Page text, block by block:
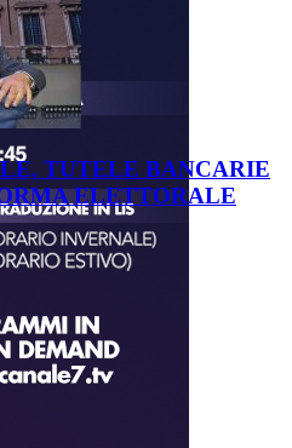
TUTELE BANCARIE
ELETTORALE